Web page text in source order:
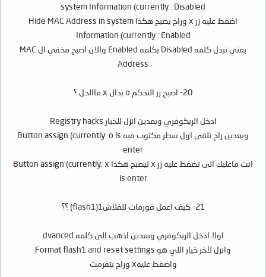
system Information (currently : Disabled
اضغط عليه زر x وراح يصبح هكذا Hide MAC Address in system
Information (currently : Enabled
يعني نبدل كلمه Disabled بكلمه Enabled والان اصبح مخفي ال MAC
Address
20- اصبح زر التحكم o بدال x ماالحل ؟
ادخل الريكوفري وبعدين انزل للخيار Registry hacks
وبعدين راح تلقى اول سطر مكتوب فيه Button assign (currently: o is
enter
انت ماعليك الى تضغط عليه زر x ليصبح هكذا Button assign (currently: x
is enter
21- كيف اعمل فورمات للفلاش1(flash1) ؟؟
اولا ادخل الريكوفري وبعدين اذهب الى كلمه dvanced
وانزل لاخر خيار اللي هو Format flash1 and reset settings
واضغط عليهx وراح يتفرمت